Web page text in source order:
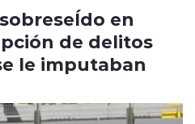
en
de delitos
le imputaban